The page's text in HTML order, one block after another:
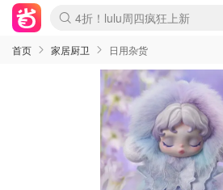
Boticinal 夏促开抢！
4折！lulu周四疯狂上新
还没结束！&OtherStories大促
Joybuy变相75折 随时失效
速领！Stanley独家85折
疑似霸哥！Camper额外叠85折
Zalando 奥莱闪促！每日更新
Moncler反季囤！5折起+叠9折
Coach Brooklyn仅€192
首页 家居厨卫 日用杂货